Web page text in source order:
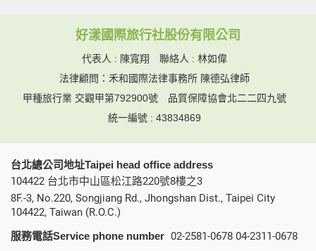
好漾國際旅行社股份有限公司
代表人 : 陳寬翔 聯絡人 : 林如偉
法律顧問：禾和國際法律事務所 陳德弘律師
甲種旅行業 交觀甲第792900號
品質保障協會北二二四九號
統一編號 : 43834869
台北總公司地址Taipei head office address
104422 台北市中山區松江路220號8樓之3
8F.-3, No.220, Songjiang Rd., Jhongshan Dist., Taipei City
104422, Taiwan (R.O.C.)
服務電話Service phone number 02-2581-0678 04-2311-0678